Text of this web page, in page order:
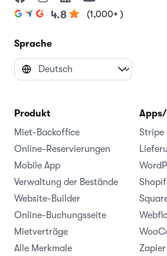
4.8 (1,000+ )
Sprache
Produkt
Miet-Backoffice
Online-Reservierungen
Mobile App
Verwaltung der Bestände
Website-Builder
Online-Buchungsseite
Mietverträge
Alle Merkmale
Stripe
Zapier